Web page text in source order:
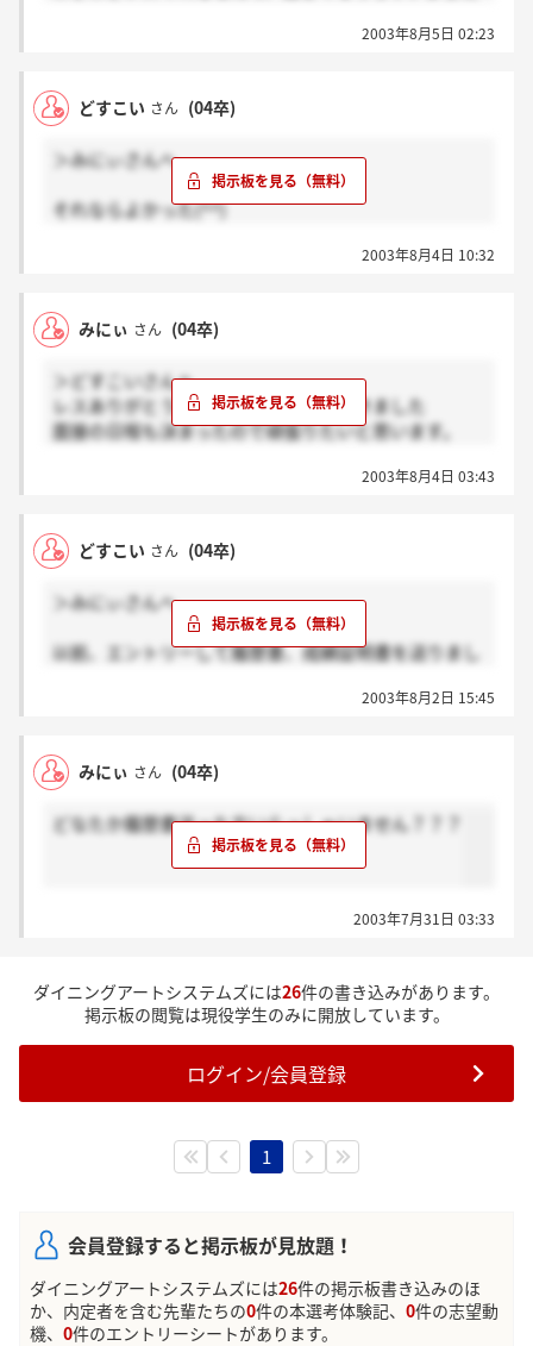
だいぶ時間がかかってしまうけど
頑張りたいと思います。
正直私はできていません。
でもモチベーション上げてこれからもがんばりまーす
2003年8月5日 02:23
どすこい さん (04卒)
＞みにぃさんへ
それならよかった(^^)
私のときはスーツで来ないで下さい、とまで言われた
面接頑張って下さいね！
2003年8月4日 10:32
みにぃ さん (04卒)
＞どすこいさんへ
レスありがとうございます。お電話頂きました
面接の日程も決まったので頑張りたいと思います。
だから普通にスーツで行こうと思ってます2003年8月4日 03:43
どすこい さん (04卒)
＞みにぃさんへ
以前、エントリーして履歴書、成績証明書を送りまし
心配なら電話してみたほうがいいですよ！面接は私服
会社ですよね！
2003年8月2日 15:45
みにぃ さん (04卒)
どなたか履歴書送った方いらっしゃいません？？？
2003年7月31日 03:33
ダイニングアートシステムズには26件の書き込みがあります。
掲示板の閲覧は現役学生のみに開放しています。
ログイン/会員登録
1
会員登録すると掲示板が見放題！
ダイニングアートシステムズには26件の掲示板書き込みのほ
か、内定者を含む先輩たちの0件の本選考体験記、 0件の志望動
機、 0件のエントリーシートがあります。